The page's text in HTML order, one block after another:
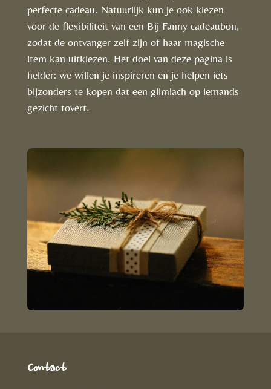
perfecte cadeau. Natuurlijk kun je ook kiezen
voor de flexibiliteit van een Bij Fanny cadeaubon,
zodat de ontvanger zelf zijn of haar magische
item kan uitkiezen. Het doel van deze pagina is
helder: we willen je inspireren en je helpen iets
bijzonders te kopen dat een glimlach op iemands
gezicht tovert.
Contact